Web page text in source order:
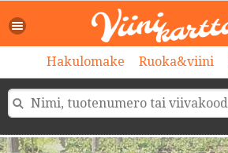
Hakulomake Ruoka&viini